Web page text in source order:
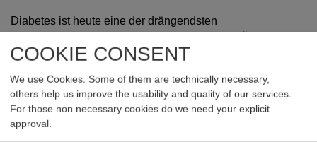
Diabetes ist heute eine der drängendsten
leben rund 800.000 Personen mit Diabetes. Seit ihrer
Diabetesversorgung deutlich verbessert, doch eine
signifikante Anzahl von Menschen hat immer noch
Schwierigkeiten, ihren Blutzucker im Zielbereich zu halten.
COOKIE CONSENT
We use Cookies. Some of them are technically necessary,
others help us improve the usability and quality of our services.
For those non necessary cookies do we need your explicit
approval.